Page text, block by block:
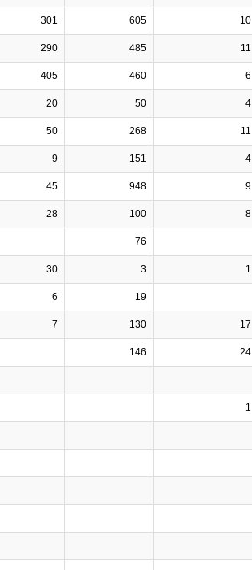
301 605 10
290 485 11
405 460 6
20 50 4
50 268 11
9 151 4
45 948 9
28 100 8
76
30 3 1
6 19
7 130 17
146 24
1